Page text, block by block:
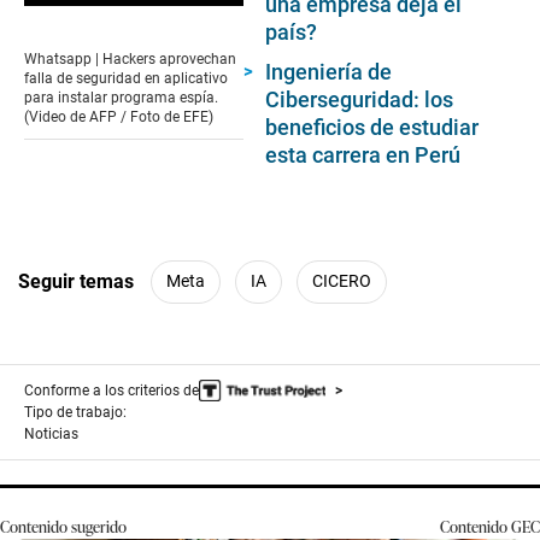
of
1
minute,
10
seconds
Whatsapp | Hackers aprovechan
falla de seguridad en aplicativo
para instalar programa espía.
(Video de AFP / Foto de EFE)
país?
Ingeniería de
Ciberseguridad: los
beneficios de estudiar
esta carrera en Perú
Seguir temas Meta IA CICERO
Conforme a los criterios de
Tipo de trabajo:
Noticias
Contenido sugerido ContenidoGEC